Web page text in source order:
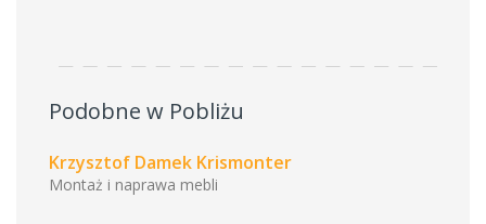
Podobne w Pobliżu
Krzysztof Damek Krismonter
Montaż i naprawa mebli